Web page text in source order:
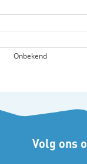
Onbekend
Volg ons